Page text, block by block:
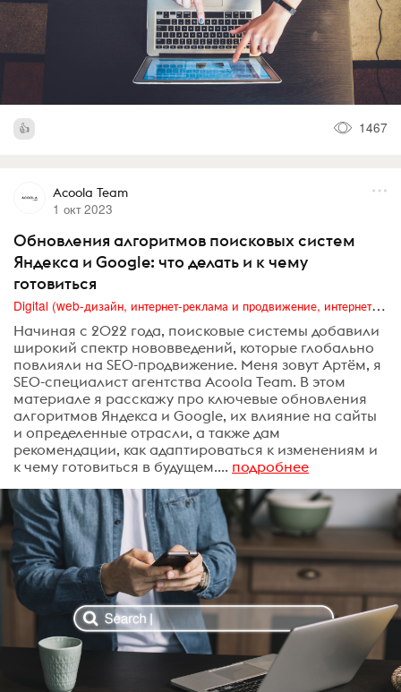
1467
Acoola Team
1 окт 2023
Обновления алгоритмов поисковых систем
Яндекса и Google: что делать и к чему
готовиться
Digital (web-дизайн, интернет-реклама и продвижение, интернет-сообщества и блоги, интернет-коммуникации, мобильный маркетинг, реклама на цифровых экранах)
Начиная с 2022 года, поисковые системы добавили
широкий спектр нововведений, которые глобально
повлияли на SEO-продвижение. Меня зовут Артём, я
SEO-специалист агентства Acoola Team. В этом
материале я расскажу про ключевые обновления
алгоритмов Яндекса и Google, их влияние на сайты
и определенные отрасли, а также дам
рекомендации, как адаптироваться к изменениям и
к чему готовиться в будущем.... подробнее